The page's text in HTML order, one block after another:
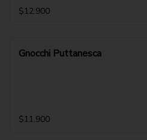
$12.900
Gnocchi Puttanesca
$11.900